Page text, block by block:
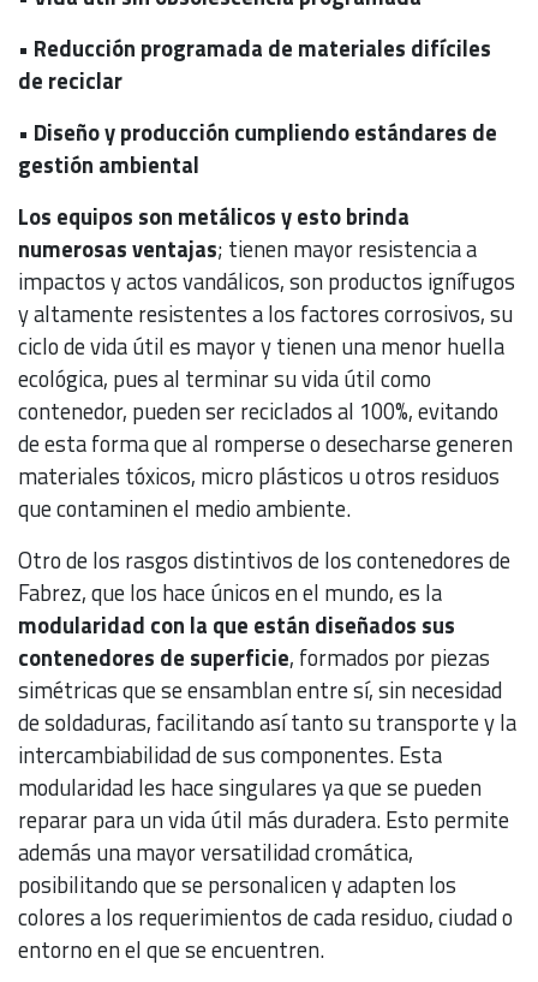
• Reducción programada de materiales difíciles
de reciclar
• Diseño y producción cumpliendo estándares de
gestión ambiental
Los equipos son metálicos y esto brinda
numerosas ventajas; tienen mayor resistencia a
impactos y actos vandálicos, son productos ignífugos
y altamente resistentes a los factores corrosivos, su
ciclo de vida útil es mayor y tienen una menor huella
ecológica, pues al terminar su vida útil como
contenedor, pueden ser reciclados al 100%, evitando
de esta forma que al romperse o desecharse generen
materiales tóxicos, micro plásticos u otros residuos
que contaminen el medio ambiente.
Otro de los rasgos distintivos de los contenedores de
Fabrez, que los hace únicos en el mundo, es la
modularidad con la que están diseñados sus
contenedores de superficie, formados por piezas
simétricas que se ensamblan entre sí, sin necesidad
de soldaduras, facilitando así tanto su transporte y la
intercambiabilidad de sus componentes. Esta
modularidad les hace singulares ya que se pueden
reparar para un vida útil más duradera. Esto permite
además una mayor versatilidad cromática,
posibilitando que se personalicen y adapten los
colores a los requerimientos de cada residuo, ciudad o
entorno en el que se encuentren.